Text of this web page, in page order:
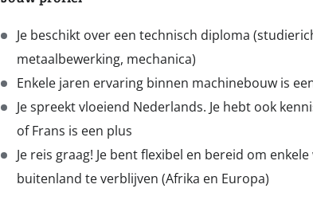
Je beschikt over een technisch diploma
metaalbewerking, mechanica)
Enkele jaren ervaring binnen machinebouw is
Je spreekt vloeiend Nederlands. Je hebt ook
of Frans is een plus
Je reis graag! Je bent flexibel en bereid om
buitenland te verblijven (Afrika en Europa)